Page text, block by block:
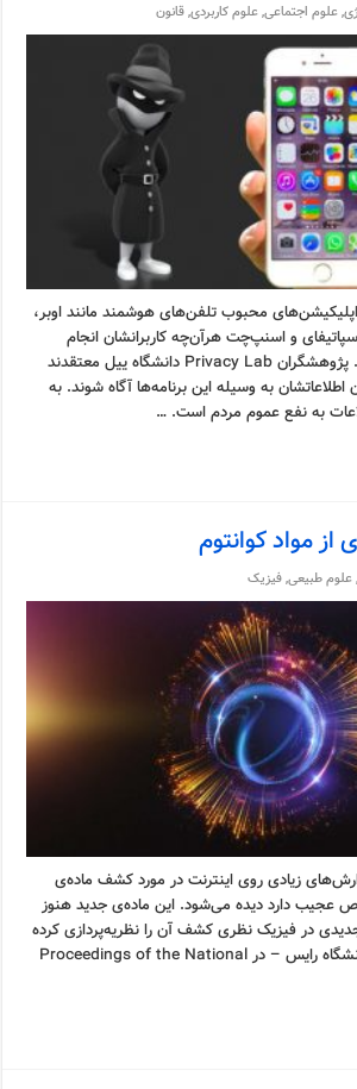
,علوم اجتماعی,علوم کاربردی,قانون
محبوب تلفن‌های هوشمند مانند اوبر،
و اسنپ‌چت هرآن‌چه کاربرانشان انجام
می‌دهند را رصد می‌کنند. پژوهشگران Privacy Lab دانشگاه ییل معتقدند
اطلاعاتشان به وسیله این برنامه‌ها آگاه شوند. به
به نفع عموم مردم است. …
مواد کوانتوم
,علوم طبیعی,فیزیک
زیادی روی اینترنت در مورد کشف ماده‌ی
عجیب دارد دیده می‌شود. این ماده‌ی جدید هنوز
در فیزیک نظری کشف آن را نظریه‌پردازی کرده
است. تیم کاشف – از دانشگاه رایس – در Proceedings of the National